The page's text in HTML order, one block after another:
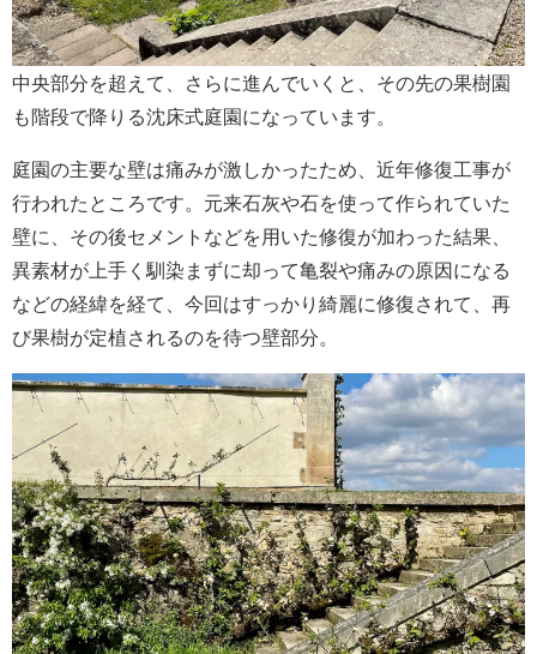
中央部分を超えて、さらに進んでいくと、その先の果樹園
も階段で降りる沈床式庭園になっています。
庭園の主要な壁は痛みが激しかったため、近年修復工事が
行われたところです。元来石灰や石を使って作られていた
壁に、その後セメントなどを用いた修復が加わった結果、
異素材が上手く馴染まずに却って亀裂や痛みの原因になる
などの経緯を経て、今回はすっかり綺麗に修復されて、再
び果樹が定植されるのを待つ壁部分。